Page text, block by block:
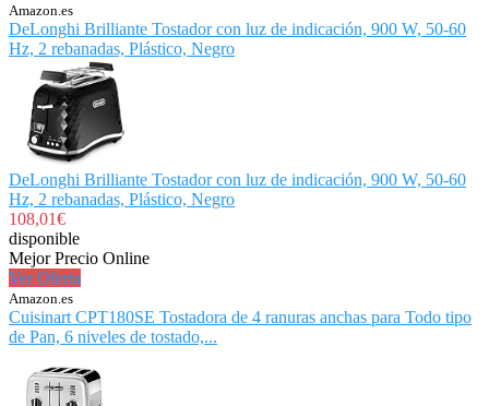
Amazon.es
DeLonghi Brilliante Tostador con luz de indicación, 900 W, 50-60
Hz, 2 rebanadas, Plástico, Negro
DeLonghi Brilliante Tostador con luz de indicación, 900 W, 50-60
Hz, 2 rebanadas, Plástico, Negro
108,01€
disponible
Mejor Precio Online
Ver Oferta
Amazon.es
Cuisinart CPT180SE Tostadora de 4 ranuras anchas para Todo tipo
de Pan, 6 niveles de tostado,...